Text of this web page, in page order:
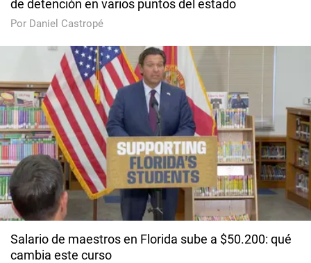
de detención en varios puntos del estado
Por Daniel Castropé
Salario de maestros en Florida sube a $50.200: qué
cambia este curso